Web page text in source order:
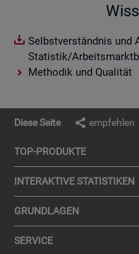
Selbstverständnis und
Statistik/
Methodik und Qualität
Diese Seite empfehlen
TOP-PRO­DUK­TE
IN­TER­AK­TI­VE STA­TIS­TI­KEN
GRUND­LA­GEN
SER­VICE